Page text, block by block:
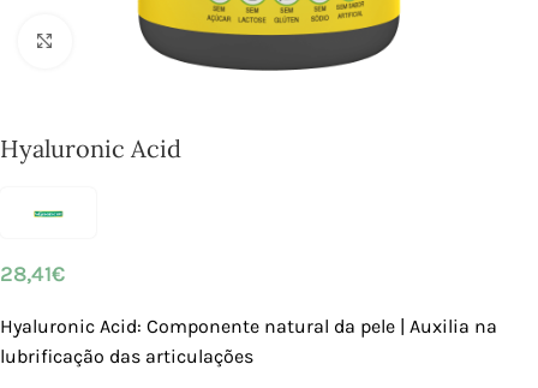
Click to enlarge
Hyaluronic Acid
28,41€
Hyaluronic Acid: Componente natural da pele | Auxilia na
lubrificação das articulações